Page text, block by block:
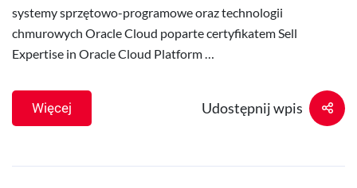
systemy sprzętowo-programowe oraz technologii
chmurowych Oracle Cloud poparte certyfikatem Sell
Expertise in Oracle Cloud Platform …
Więcej Udostępnij wpis